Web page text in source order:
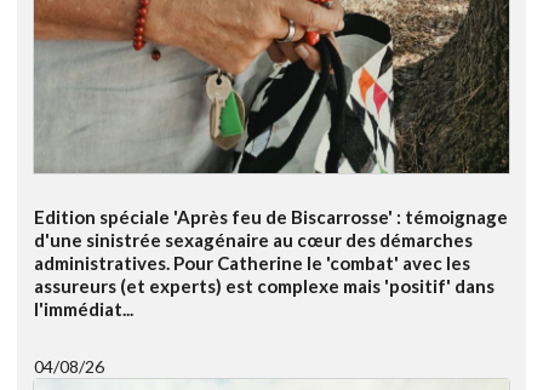
Edition spéciale 'Après feu de Biscarrosse' : témoignage
d'une sinistrée sexagénaire au cœur des démarches
administratives. Pour Catherine le 'combat' avec les
assureurs (et experts) est complexe mais 'positif' dans
l'immédiat...
04/08/26